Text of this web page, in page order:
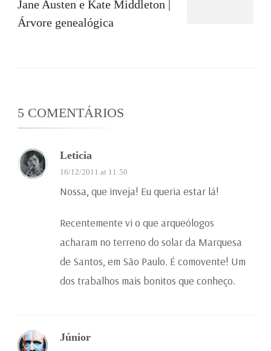
Jane Austen e Kate Middleton |
Árvore genealógica
5 COMENTÁRIOS
Leticia
16/12/2011 at 11:50
Nossa, que inveja! Eu queria estar lá!
Recentemente vi o que arqueólogos
acharam no terreno do solar da Marquesa
de Santos, em São Paulo. É comovente! Um
dos trabalhos mais bonitos que conheço.
Júnior